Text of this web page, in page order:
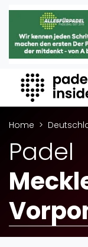
Padel
Home
Organisationen
Padel-Shops
Padelplatzbauer
Verschiedenes
Turniere
International
Home
Padel